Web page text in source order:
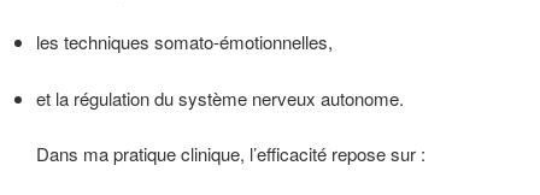
les techniques somato-émotionnelles,
et la régulation du système nerveux autonome.
Dans ma pratique clinique, l’efficacité repose sur :